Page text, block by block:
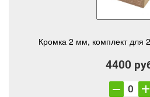
Кромка 2 мм, комплект для
4400